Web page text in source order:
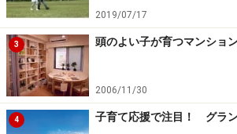
はもう少し低く「80センチ」という高
防止の目安になります。もし足がかり
の部分から80センチ以上の高さを必要
手すり子の間隔
2019/07/17
3 頭のよい子が育つマンショ
2006/11/30
4 子育て応援で注目！ グラ